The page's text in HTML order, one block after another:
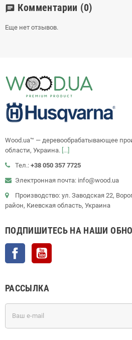
chat Комментарии (0)
Еще нет отзывов.
Wood.ua™ — деревообрабатывающее
области, Украина. [...]
Тел.: +38 050 357 7725
Электронная почта: info@wood.ua
Производство: ул. Заводская 22,
район, Киевская область, Украина
ПОДПИШИТЕСЬ НА НАШИ
Facebook
РАССЫЛКА